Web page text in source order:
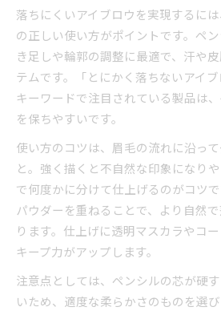
落ちにくいアイブロウを実現するに
の正しい使い方がポイントです。ペ
き足しや輪郭の調整に最適で、汗や
テムです。「とにかく落ちないアイ
キーワードで注目されている製品は
を保ちやすいです。
使い方のコツは、眉毛の流れに沿っ
と。強く描くと不自然な印象になり
で何度かに分けて仕上げるのがコツ
パウダーを重ねることで、より自然
ります。仕上げに透明マスカラやコ
キープ力がアップします。
注意点としては、ペンシルの芯が硬
いため、適度な柔らかさのものを選